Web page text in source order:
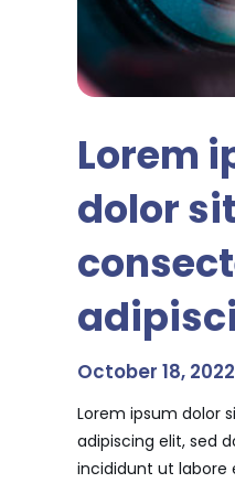
Lorem
dolor sit
October 18, 2022
Lorem ipsum dolor
adipiscing elit, sed
incididunt ut labore